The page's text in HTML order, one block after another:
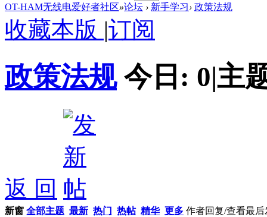
OT-HAM无线电爱好者社区»论坛 › 新手学习› 政策法规
收藏本版 |订阅
政策法规 今日: 0|主
返 回
新窗 全部主题 最新 热门 热帖 精华 更多 作者回复/查看最后